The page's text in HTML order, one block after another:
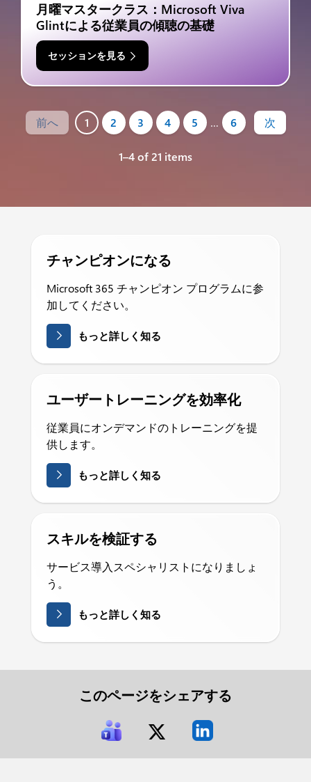
月曜マスタークラス：Microsoft Viva
Glintによる従業員の傾聴の基礎
セッションを見る
前へ 1 2 3 4 5 … 6 次
1–4 of 21 items
チャンピオンになる
Microsoft 365 チャンピオン プログラムに参
加してください。
もっと詳しく知る
ユーザートレーニングを効率化
従業員にオンデマンドのトレーニングを提
供します。
もっと詳しく知る
スキルを検証する
サービス導入スペシャリストになりましょ
う。
もっと詳しく知る
このページをシェアする